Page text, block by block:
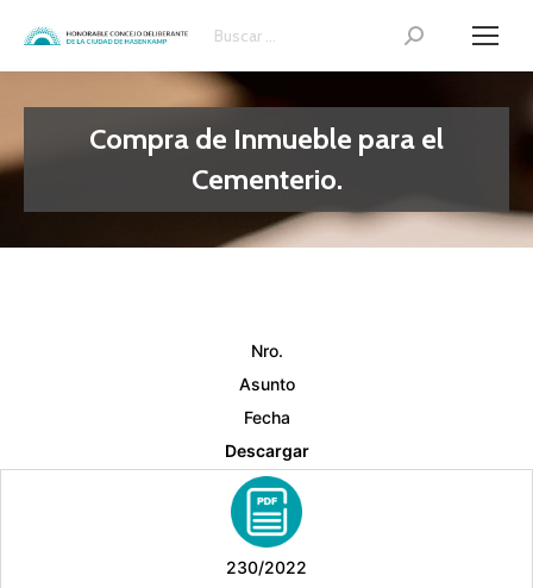
Search:
Compra de Inmueble para el
Cementerio.
Nro.
Asunto
Fecha
Descargar
230/2022